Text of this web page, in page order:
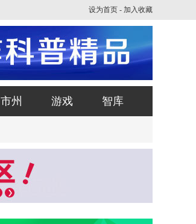
设为首页 - 加入收藏
市州 游戏 智库